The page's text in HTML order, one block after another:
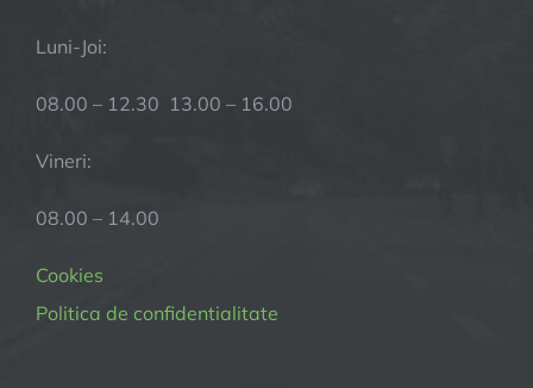
Luni-Joi:
08.00 – 12.30 13.00 – 16.00
Vineri:
08.00 – 14.00
Cookies
Politica de confidentialitate